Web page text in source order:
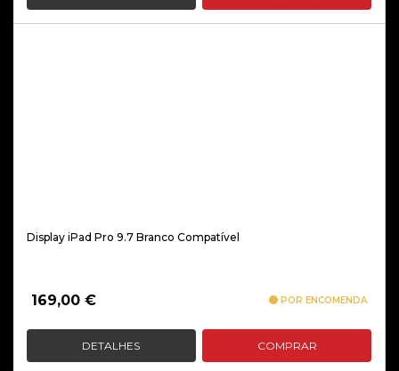
Display iPad Pro 9.7 Branco Compatível
169,00 € POR ENCOMENDA
DETALHES COMPRAR